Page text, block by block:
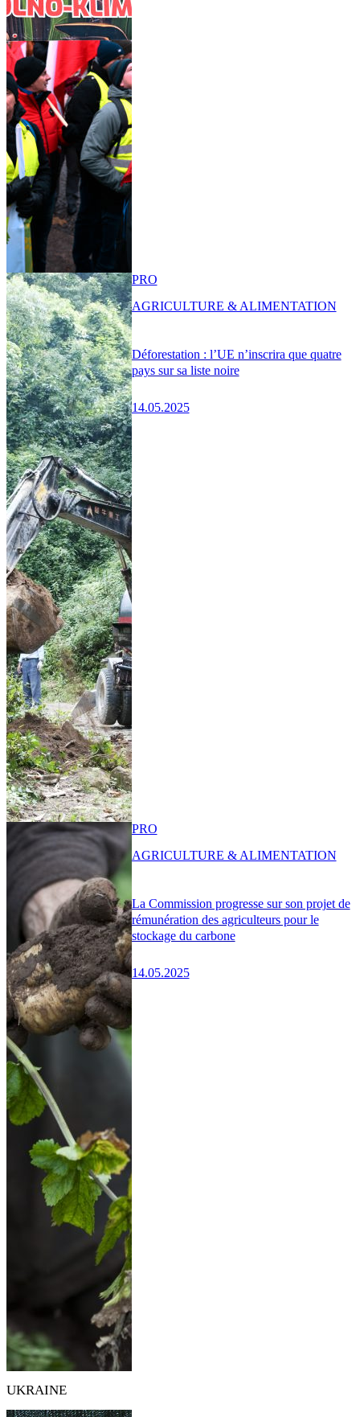
Déforestation : l’UE n’inscrira que quatre
pays sur sa liste noire
14.05.2025
PRO
AGRICULTURE & ALIMENTATION
La Commission progresse sur son projet de
rémunération des agriculteurs pour le
stockage du carbone
14.05.2025
PRO
AGRICULTURE & ALIMENTATION
UKRAINE